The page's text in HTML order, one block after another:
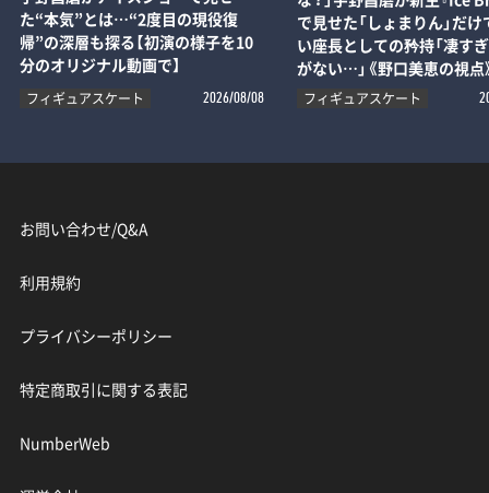
た“本気”とは…“2度目の現役復
帰”の深層も探る【初演の様子を10
分のオリジナル動画で】
フィギュアスケート 2026/08/08
で見せた「しょまりん」だ
い座長としての矜持「凄す
がない…」《野口美恵の視点
フィギュアスケート
お問い合わせ/Q&A
利用規約
プライバシーポリシー
特定商取引に関する表記
NumberWeb